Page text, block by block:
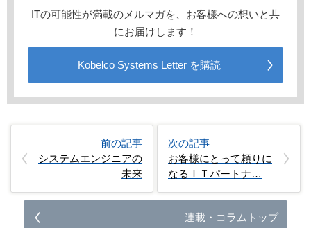
ITの可能性が満載のメルマガを、お客様への想いと共
にお届けします！
Kobelco Systems Letter を購読
前の記事
システムエンジニアの
未来
次の記事
お客様にとって頼りに
なるＩＴパートナ…
連載・コラムトップ